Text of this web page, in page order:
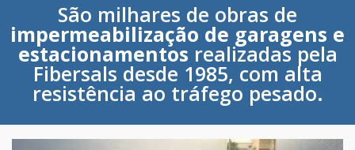
n
São milhares de obras de
impermeabilização de garagens e
estacionamentos realizadas pela
Fibersals desde 1985, com alta
resistência ao tráfego pesado.